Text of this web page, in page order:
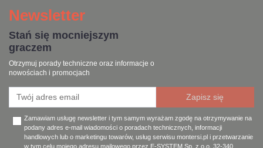
Newsletter
Stań się mocniejszym
graczem
Otrzymuj porady techniczne oraz informacje o
nowościach i promocjach
Zamawiam usługę newsletter i tym samym wyrażam zgodę na otrzymywanie na
podany adres e-mail wiadomości o poradach technicznych, informacji
handlowych lub o marketingu towarów, usług serwisu montersi.pl i przetwarzanie
w tym celu mojego adresu mailowego przez E-SYSTEM Sp. z o.o. 32-340